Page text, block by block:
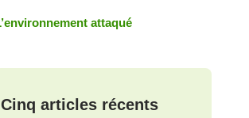
attaqué
Cinq articles récents